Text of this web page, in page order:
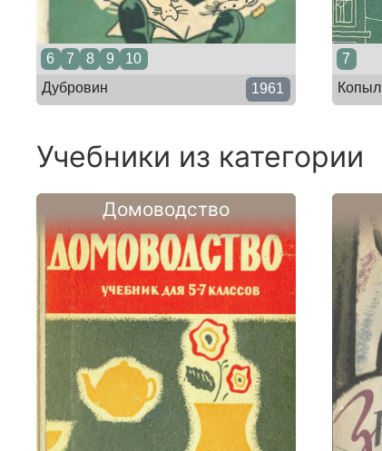
6 7 8 9
10
Дубровин
1961
7
Копыл
Учебники из категории
Домоводство